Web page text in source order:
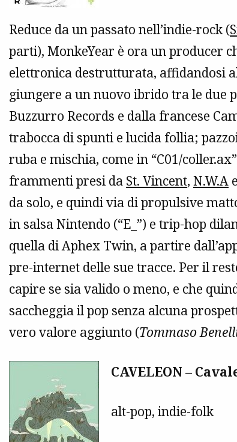
Reduce da un passato nell’indie-rock (
parti), MonkeYear è ora un producer
elettronica destrutturata, affidandosi
giungere a un nuovo ibrido tra le due
Buzzurro Records e dalla francese
trabocca di spunti e lucida follia;
ruba e mischia, come in “C01/
frammenti presi da St. Vincent, N.W.A e
da solo, e quindi via di propulsive
in salsa Nintendo (“E_”) e trip-hop
quella di Aphex Twin, a partire
pre-internet delle sue tracce. Per il
capire se sia valido o meno, e che
saccheggia il pop senza alcuna
vero valore aggiunto (Tommaso
CAVELEON –
alt-pop, indie-folk